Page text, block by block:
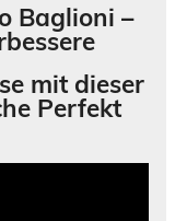
Baglioni –
mit dieser
Perfekt